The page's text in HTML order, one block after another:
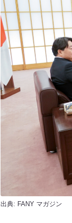
出典: FANY マガジン